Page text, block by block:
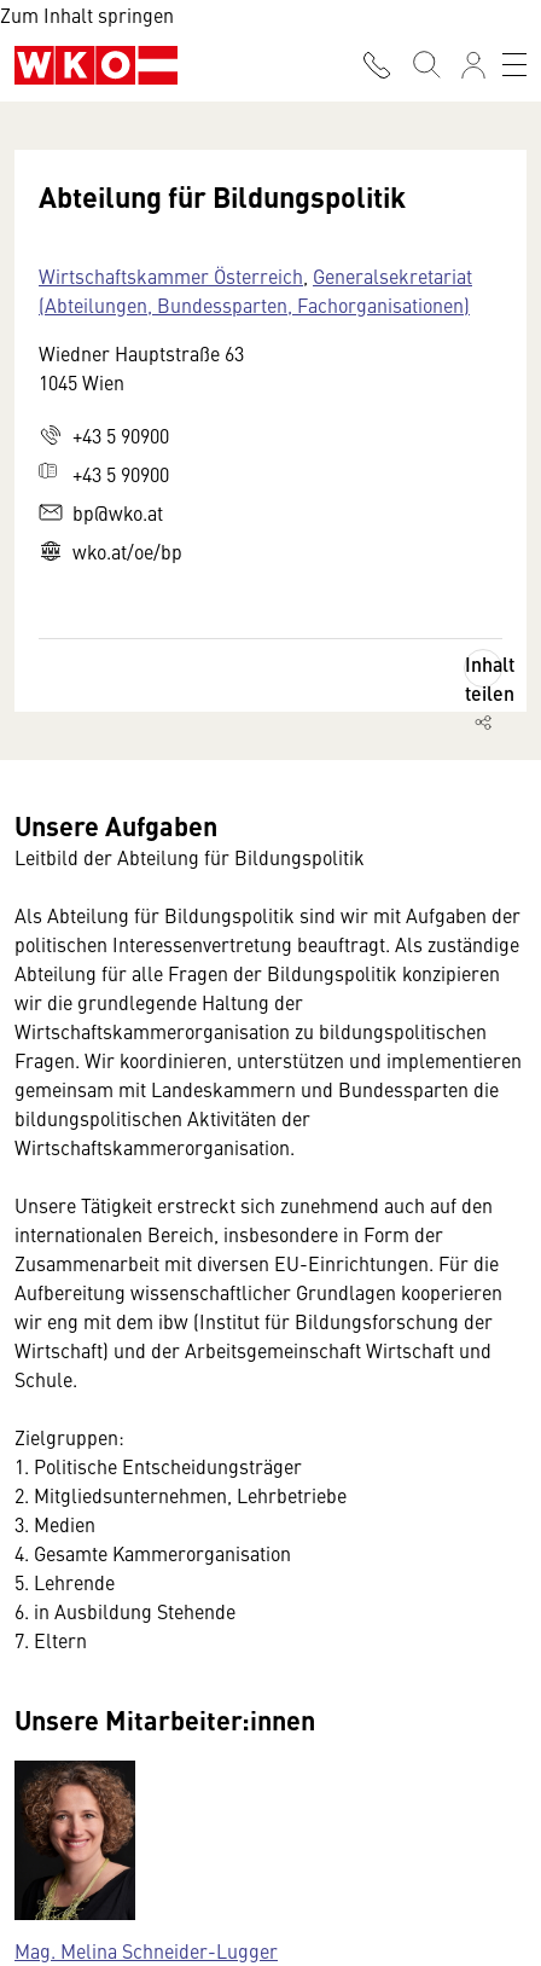
Zum Inhalt springen
Abteilung für Bildungspolitik
Wirtschaftskammer Österreich Generalsekretariat
(Abteilungen, Bundessparten, Fachorganisationen)
Wiedner Hauptstraße 63
1045 Wien
+43 5 90900
+43 5 90900
bp@wko.at
wko.at/oe/bp
Inhalt
teilen
Unsere Aufgaben
Leitbild der Abteilung für Bildungspolitik
Als Abteilung für Bildungspolitik sind wir mit Aufgaben der
politischen Interessenvertretung beauftragt. Als zuständige
Abteilung für alle Fragen der Bildungspolitik konzipieren
wir die grundlegende Haltung der
Wirtschaftskammerorganisation zu bildungspolitischen
Fragen. Wir koordinieren, unterstützen und implementieren
gemeinsam mit Landeskammern und Bundessparten die
bildungspolitischen Aktivitäten der
Wirtschaftskammerorganisation.
Unsere Tätigkeit erstreckt sich zunehmend auch auf den
internationalen Bereich, insbesondere in Form der
Zusammenarbeit mit diversen EU-Einrichtungen. Für die
Aufbereitung wissenschaftlicher Grundlagen kooperieren
wir eng mit dem ibw (Institut für Bildungsforschung der
Wirtschaft) und der Arbeitsgemeinschaft Wirtschaft und
Schule.
Zielgruppen:
1. Politische Entscheidungsträger
2. Mitgliedsunternehmen, Lehrbetriebe
3. Medien
4. Gesamte Kammerorganisation
5. Lehrende
6. in Ausbildung Stehende
7. Eltern
Unsere Mitarbeiter:innen
Mag. Melina Schneider-Lugger